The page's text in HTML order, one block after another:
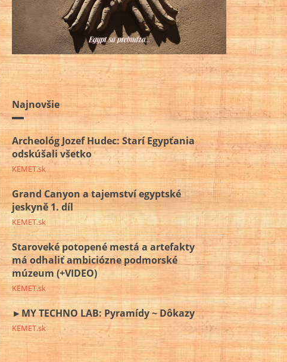
Najnovšie
Archeológ Jozef Hudec: Starí Egypťania
odskúšali všetko
KEMET.sk
Grand Canyon a tajemství egyptské
jeskyně 1. díl
KEMET.sk
Staroveké potopené mestá a artefakty
má odhaliť ambiciózne podmorské
múzeum (+VIDEO)
KEMET.sk
►MY TECHNO LAB: Pyramídy ~ Dôkazy
KEMET.sk